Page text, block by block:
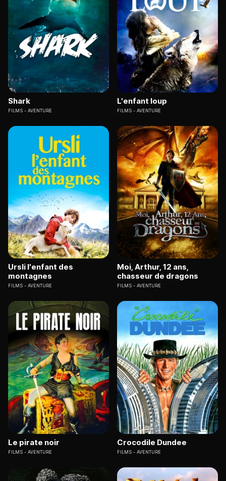
Shark
FILMS AVENTURE
L'enfant loup
FILMS AVENTURE
Ursli l'enfant des
montagnes
FILMS AVENTURE
Moi, Arthur, 12 ans,
chasseur de dragons
FILMS AVENTURE
Le pirate noir
FILMS AVENTURE
Crocodile Dundee
FILMS AVENTURE